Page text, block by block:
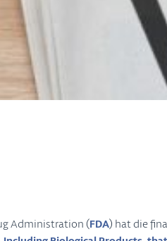
Administration (FDA) hat die